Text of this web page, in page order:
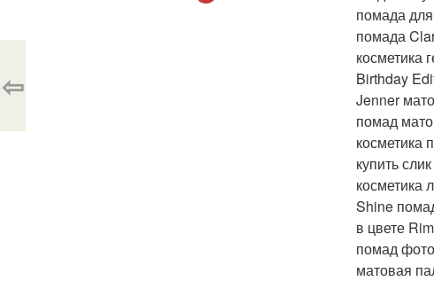
помада
помада
косметика
Birthday
Jenner
помад
косметика
купить
косметика
Shine
в цвете
помад
матовая
⇦